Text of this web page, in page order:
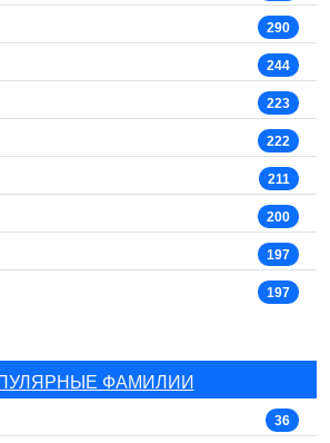
290
244
223
222
211
200
197
197
ФАМИЛИИ
36